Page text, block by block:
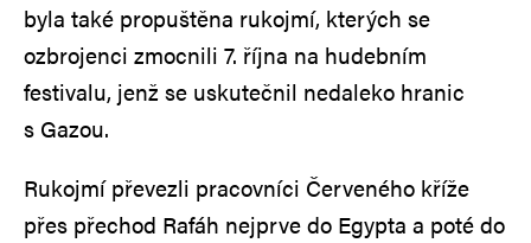
byla také propuštěna rukojmí, kterých se
ozbrojenci zmocnili 7. října na hudebním
festivalu, jenž se uskutečnil nedaleko hranic
s Gazou.
Rukojmí převezli pracovníci Červeného kříže
přes přechod Rafáh nejprve do Egypta a poté do